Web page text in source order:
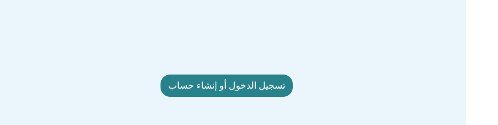
تسجيل الدخول أو إنشاء حساب